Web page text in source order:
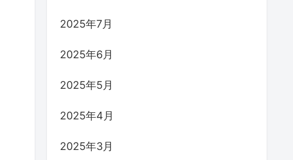
2025年7月
2025年6月
2025年5月
2025年4月
2025年3月